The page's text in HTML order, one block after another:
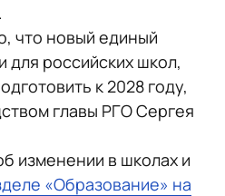
что новый единый
для российских школ,
к 2028 году,
главы РГО Сергея
изменении в школах и
«Образование» на